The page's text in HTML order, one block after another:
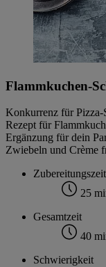
Flammkuchen-
Konkurrenz für Pizza-
Rezept für
Ergänzung für dein
Zwiebeln und Crème
Zubereitungszeit
25
Gesamtzeit
40
Schwierigkeit